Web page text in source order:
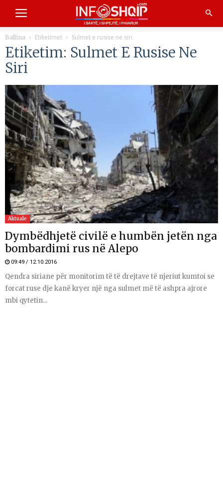
Ballina Etiketimet Sulmet e rusise ne siri
Etiketim: Sulmet E Rusise Ne
Siri
Aktuale
Dymbëdhjetë civilë e humbën jetën nga
bombardimi rus në Alepo
09:49 / 12.10.2016
Qendra siriane për monitorim të të drejtave të njeriut kumtoi se
forcat ruse dje kanë kryer një nga sulmet më të ashpra ajrore
mbi qytetin...